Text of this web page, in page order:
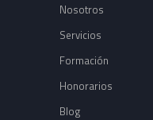
Nosotros
Servicios
Formación
Honorarios
Blog